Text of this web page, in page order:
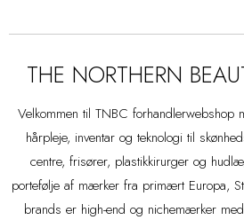
THE NORTHERN
Velkommen til TNBC forhandlerwebshop
hårpleje, inventar og teknologi til
centre, frisører, plastikkirurger og
portefølje af mærker fra primært Europa,
brands er high-end og nichemærker